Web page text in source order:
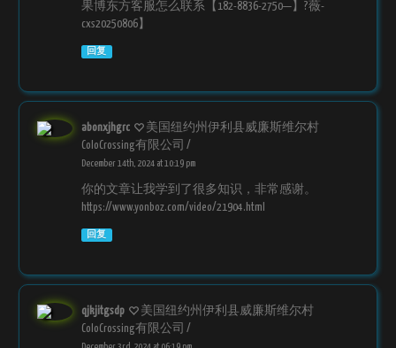
果博东方客服怎么联系【182-8836-2750—】?薇-
cxs20250806】
回复
abonxjhgrc
美国纽约州伊利县威廉斯维尔村
ColoCrossing有限公司 /
December 14th, 2024 at 10:19 pm
你的文章让我学到了很多知识，非常感谢。
https://www.yonboz.com/video/21904.html
回复
qjkjitgsdp
美国纽约州伊利县威廉斯维尔村
ColoCrossing有限公司 /